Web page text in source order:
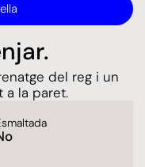
del reg i un
a la paret.